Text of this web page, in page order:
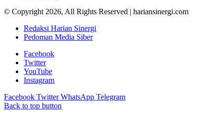
© Copyright 2026, All Rights Reserved | hariansinergi.com
Redaksi Harian Sinergi
Pedoman Media Siber
Facebook
Twitter
YouTube
Instagram
Facebook Twitter WhatsApp Telegram
Back to top button